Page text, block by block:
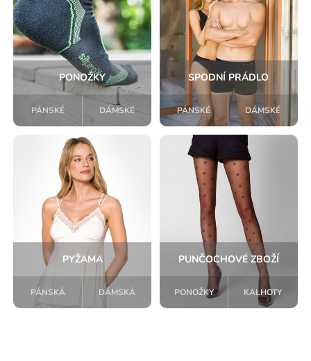
PONOŽKY
PÁNSKÉ DÁMSKÉ
SPODNÍ PRÁDLO
PÁNSKÉ DÁMSKÉ
PYŽAMA
PÁNSKÁ DÁMSKÁ
PUNČOCHOVÉ ZBOŽÍ
PONOŽKY KALHOTY